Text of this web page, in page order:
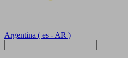
Argentina ( es - AR )